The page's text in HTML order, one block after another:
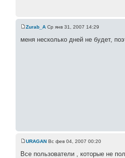
Zurab_A Ср янв 31, 2007 14:29
меня несколько дней не будет,
URAGAN Вс фев 04, 2007 00:20
Все пользователи , которые не